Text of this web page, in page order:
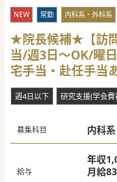
NEW 常勤 内科系・外科系
★院長候補★【訪
当/週3日～OK/曜
宅手当・赴任手当
週4日以下 研究支援(学会費
募集科目 内科
給与
年収
月給